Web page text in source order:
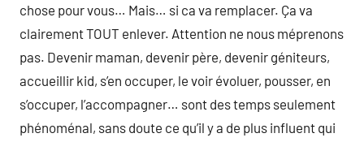
chose pour vous… Mais… si ca va remplacer. Ça va
clairement TOUT enlever. Attention ne nous méprenons
pas. Devenir maman, devenir père, devenir géniteurs,
accueillir kid, s’en occuper, le voir évoluer, pousser, en
s’occuper, l’accompagner… sont des temps seulement
phénoménal, sans doute ce qu’il y a de plus influent qui